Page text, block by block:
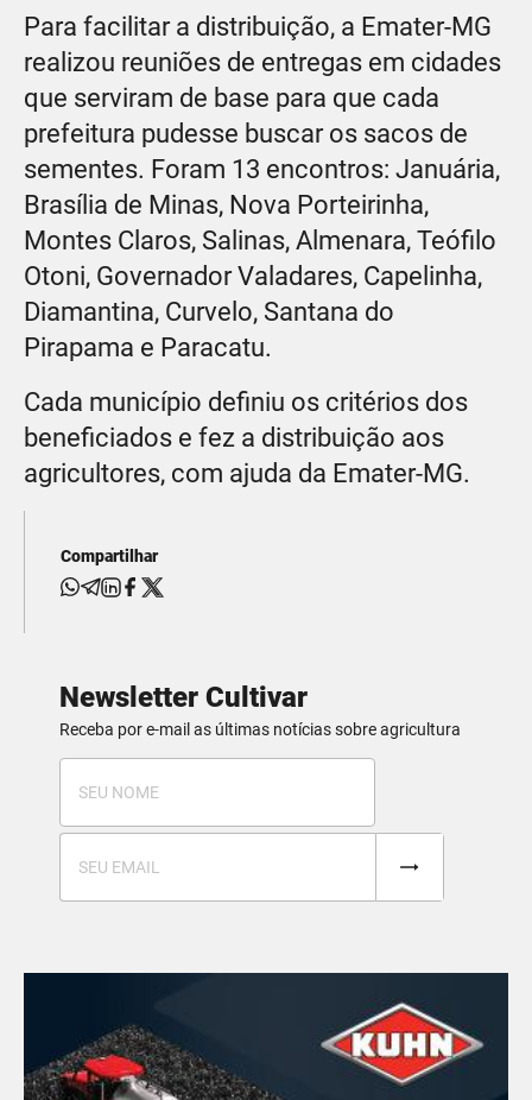
Para facilitar a distribuição, a Emater-MG
realizou reuniões de entregas em cidades
que serviram de base para que cada
prefeitura pudesse buscar os sacos de
sementes. Foram 13 encontros: Januária,
Brasília de Minas, Nova Porteirinha,
Montes Claros, Salinas, Almenara, Teófilo
Otoni, Governador Valadares, Capelinha,
Diamantina, Curvelo, Santana do
Pirapama e Paracatu.
Cada município definiu os critérios dos
beneficiados e fez a distribuição aos
agricultores, com ajuda da Emater-MG.
Compartilhar
Newsletter Cultivar
Receba por e-mail as últimas notícias sobre agricultura